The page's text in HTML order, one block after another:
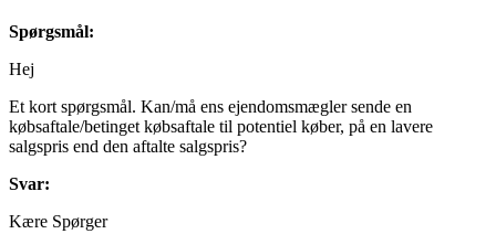
Spørgsmål:
Hej
Et kort spørgsmål. Kan/må ens ejendomsmægler sende en
købsaftale/betinget købsaftale til potentiel køber, på en lavere
salgspris end den aftalte salgspris?
Svar:
Kære Spørger